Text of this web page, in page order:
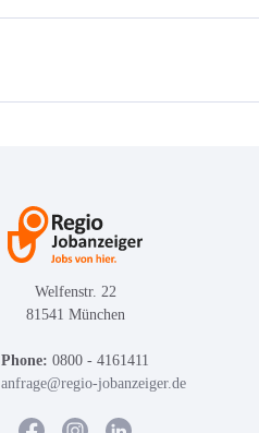
Welfenstr. 22
81541 München
Phone: 0800 - 4161411
anfrage@regio-jobanzeiger.de